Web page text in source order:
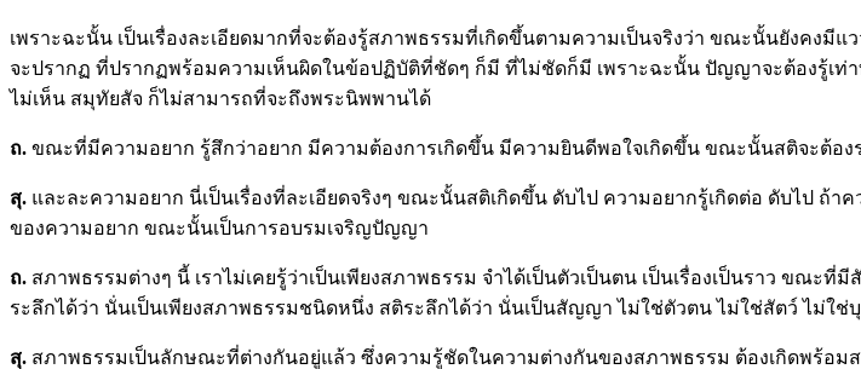
เพราะฉะนั้น เป็นเรื่องละเอียดมากที่จะต้องรู้สภาพธรรมที่เกิดขึ้นตามความเป็นจริงว่า ขณะนั้นยังคง
จะปรากฏ ที่ปรากฏพร้อมความเห็นผิดในข้อปฏิบัติที่ชัดๆ ก็มี ที่ไม่ชัดก็มี เพราะฉะนั้น ปัญญาจะต้องรู้เท่
ไม่เห็น สมุทัยสัจ ก็ไม่สามารถที่จะถึงพระนิพพานได้
ถ. ขณะที่มีความอยาก รู้สึกว่าอยาก มีความต้องการเกิดขึ้น มีความยินดีพอใจเกิดขึ้น ขณะนั้นสติจะต้อ
สุ. และละความอยาก นี่เป็นเรื่องที่ละเอียดจริงๆ ขณะนั้นสติเกิดขึ้น ดับไป ความอยากรู้เกิดต่อ ดับไป
ของความอยาก ขณะนั้นเป็นการอบรมเจริญปัญญา
ถ. สภาพธรรมต่างๆ นี้ เราไม่เคยรู้ว่าเป็นเพียงสภาพธรรม จำได้เป็นตัวเป็นตน เป็นเรื่องเป็นราว ข
ระลึกได้ว่า นั่นเป็นเพียงสภาพธรรมชนิดหนึ่ง สติระลึกได้ว่า นั่นเป็นสัญญา ไม่ใช่ตัวตน ไม่ใช่สัตว์ ไม่ใ
สุ. สภาพธรรมเป็นลักษณะที่ต่างกันอยู่แล้ว ซึ่งความรู้ชัดในความต่างกันของสภาพธรรม ต้องเกิดพร้อ